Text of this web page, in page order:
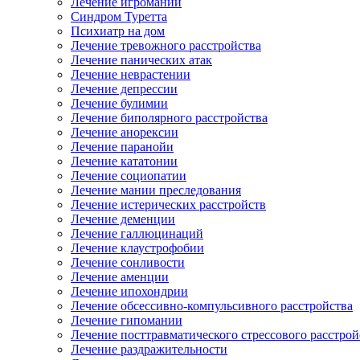
Синдром Туретта
Психиатр на дом
Лечение тревожного расстройства
Лечение панических атак
Лечение неврастении
Лечение депрессии
Лечение булимии
Лечение биполярного расстройства
Лечение анорексии
Лечение паранойи
Лечение кататонии
Лечение социопатии
Лечение мании преследования
Лечение истерических расстройств
Лечение деменции
Лечение галлюцинаций
Лечение клаустрофобии
Лечение сонливости
Лечение аменции
Лечение ипохондрии
Лечение обсессивно-компульсивного расстройства
Лечение гипомании
Лечение посттравматического стрессового
Лечение раздражительности